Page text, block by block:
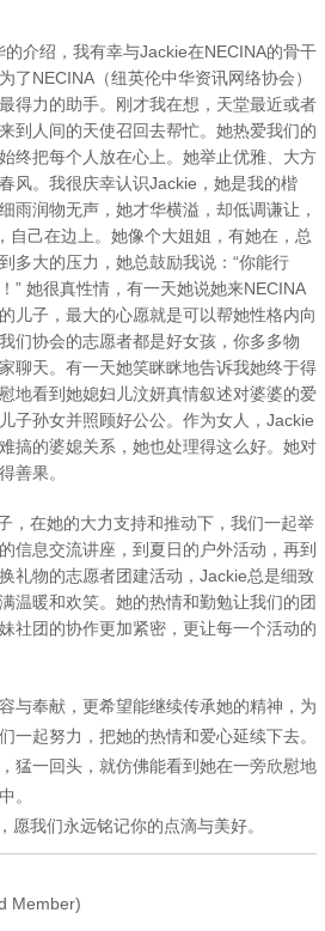
介绍，我有幸与Jackie在NECINA的骨干
了NECINA（纽英伦中华资讯网络协会）
得力的助手。刚才我在想，天堂最近或者
到人间的天使召回去帮忙。她热爱我们的
终把每个人放在心上。她举止优雅、大方
风。我很庆幸认识Jackie，她是我的楷
雨润物无声，她才华横溢，却低调谦让，
自己在边上。她像个大姐姐，有她在，总
多大的压力，她总鼓励我说：“你能行
” 她很真性情，有一天她说她来NECINA
儿子，最大的心愿就是可以帮她性格内向
们协会的志愿者都是好女孩，你多多物
聊天。有一天她笑眯眯地告诉我她终于得
地看到她媳妇儿汶妍真情叙述对婆婆的爱
子孙女并照顾好公公。作为女人，Jackie
搞的婆媳关系，她也处理得这么好。她对
善果。
，在她的大力支持和推动下，我们一起举
信息交流讲座，到夏日的户外活动，再到
礼物的志愿者团建活动，Jackie总是细致
温暖和欢笑。她的热情和勤勉让我们的团
社团的协作更加紧密，更让每一个活动的
与奉献，更希望能继续传承她的精神，为
一起努力，把她的热情和爱心延续下去。
猛一回头，就仿佛能看到她在一旁欣慰地
。
愿我们永远铭记你的点滴与美好。
Member)